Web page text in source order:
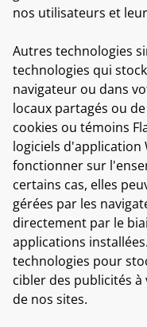
nos utilisateurs et
Autres technologies
technologies qui
navigateur ou dans
locaux partagés ou
cookies ou témoins
logiciels d'application
fonctionner sur
certains cas, elles
gérées par les
directement par le
applications
technologies pour
cibler des publicités
de nos sites.